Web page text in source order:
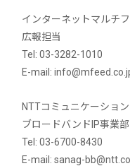
インターネットマルチ
広報担当
Tel: 03-3282-1010
E-mail:
NTTコミュニケーショ
ブロードバンドIP事業部
Tel: 03-6700-8430
E-mail: sanag-